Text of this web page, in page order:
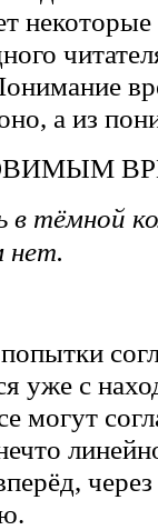
а из
в тёмной
нет.
уже с
могут